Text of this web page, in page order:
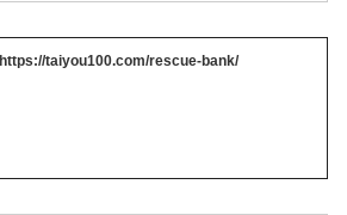
https://taiyou100.com/rescue-bank/